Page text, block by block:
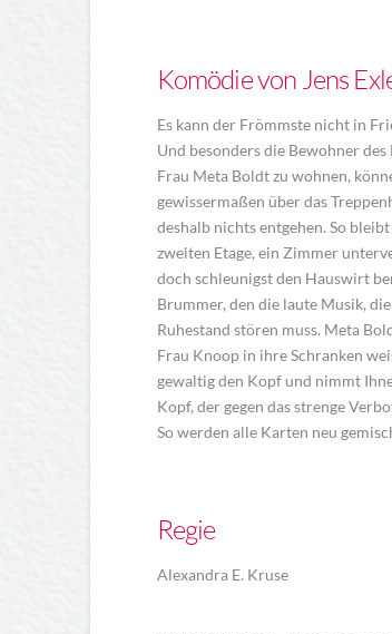
Komödie von Jens
Es kann der Frömmste nicht in
Und besonders die Bewohner
Frau Meta Boldt zu wohnen,
gewissermaßen über das
deshalb nichts entgehen. So
zweiten Etage, ein Zimmer
doch schleunigst den Hauswirt
Brummer, den die laute Musik,
Ruhestand stören muss. Meta
Frau Knoop in ihre Schranken
gewaltig den Kopf und nimmt
Kopf, der gegen das strenge
So werden alle Karten neu
Regie
Alexandra E. Kruse